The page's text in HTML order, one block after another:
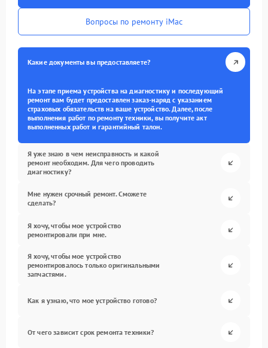
Вопросы по ремонту iMac
Какие документы вы предоставляете?
На этапе приема устройства на диагностику и последующий
ремонт вам будет предоставлен заказ-наряд с указанием
страховых обязательств на ваше устройство. Далее, после
выполнения работ по ремонту техники, вы получите акт
выполненных работ и гарантийный талон.
Я уже знаю в чем неисправность и какой
ремонт необходим. Для чего проводить
диагностику?
Мне нужен срочный ремонт. Сможете
сделать?
Я хочу, чтобы мое устройство
ремонтировали при мне.
Я хочу, чтобы мое устройство
ремонтировалось только оригинальными
запчастями.
Как я узнаю, что мое устройство готово?
От чего зависит срок ремонта техники?